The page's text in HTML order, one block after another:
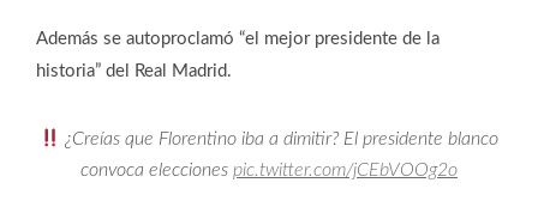
Además se autoproclamó “el mejor presidente de la
historia” del Real Madrid.
¿Creías que Florentino iba a dimitir? El presidente blanco
convoca elecciones pic.twitter.com/jCEbVOOg2o